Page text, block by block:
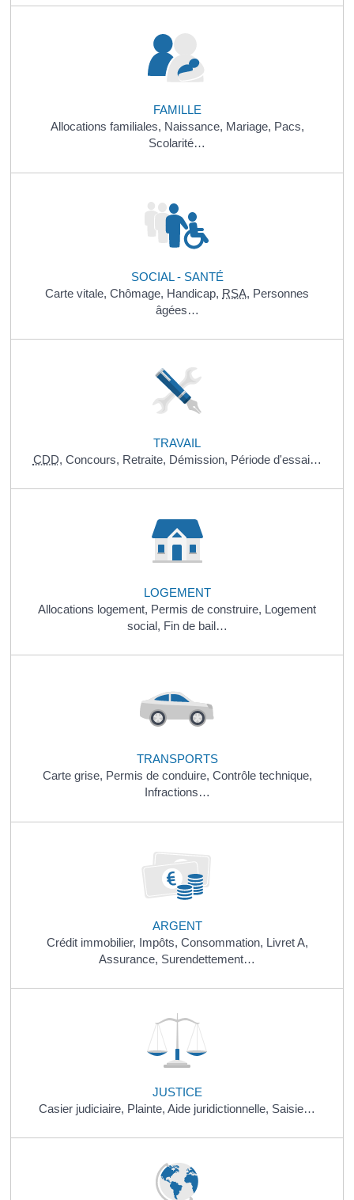
FAMILLE
Allocations familiales, Naissance, Mariage, Pacs,
Scolarité…
SOCIAL - SANTÉ
Carte vitale, Chômage, Handicap, RSA, Personnes
âgées…
TRAVAIL
CDD, Concours, Retraite, Démission, Période d'essai…
LOGEMENT
Allocations logement, Permis de construire, Logement
social, Fin de bail…
TRANSPORTS
Carte grise, Permis de conduire, Contrôle technique,
Infractions…
ARGENT
Crédit immobilier, Impôts, Consommation, Livret A,
Assurance, Surendettement…
JUSTICE
Casier judiciaire, Plainte, Aide juridictionnelle, Saisie…